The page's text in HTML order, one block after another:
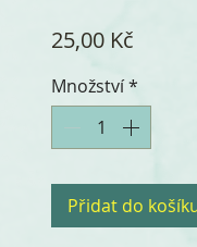
25,00 Kč
Množství*
Přidat do